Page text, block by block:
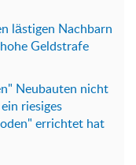
lästigen Nachbarn
Geldstrafe
Neubauten nicht
riesiges
errichtet hat